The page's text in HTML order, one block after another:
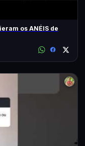
os ANÉIS de